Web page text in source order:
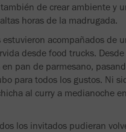
de crear ambiente y
horas de la madrugada.
estuvieron acompañados de
desde food trucks.
en pan de parmesano,
para todos los gustos. Ni
al curry a medianoche
los invitados pudieran